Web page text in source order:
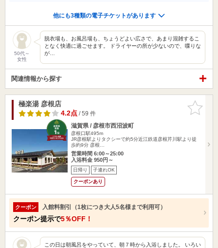
他にも3種類の電子チケットがあります
50代～
女性
脱衣場も、お風呂場も、ちょうどよい広さで、あまり混雑するこ
となく快適に過ごせます。 ドライヤーの所が少ないので、喋りな
が…
関連情報から探す
お気に入
りに追加
極楽湯 彦根店
4.2点/ 59 件
滋賀県 / 彦根市西沼波町
彦根口駅495m
JR彦根駅よりタクシーで約5分近江鉄道彦根芹川駅より徒
歩約9分 彦根…
営業時間 6:00～25:00
入浴料金 950円～
日帰り 子連れOK
クーポンあり
クーポン 入館料割引（1枚につき大人5名様まで利用可）
クーポン提示で5％OFF！
この日は朝風呂をやっていて、朝７時から入浴しました。 いろい